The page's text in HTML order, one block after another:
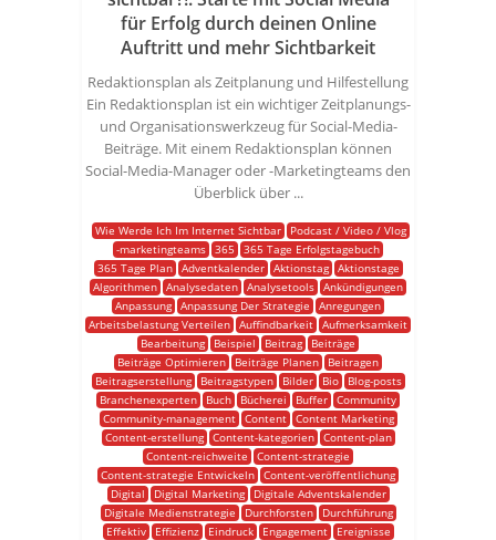
für Erfolg durch deinen Online
Auftritt und mehr Sichtbarkeit
Redaktionsplan als Zeitplanung und Hilfestellung
Ein Redaktionsplan ist ein wichtiger Zeitplanungs-
und Organisationswerkzeug für Social-Media-
Beiträge. Mit einem Redaktionsplan können
Social-Media-Manager oder -Marketingteams den
Überblick über ...
Wie Werde Ich Im Internet Sichtbar
Podcast / Video / Vlog
-marketingteams 365
365 Tage Erfolgstagebuch
365 Tage Plan
Adventkalender Aktionstag
Aktionstage
Algorithmen Analysedaten Analysetools Ankündigungen
Anpassung Anpassung Der Strategie
Anregungen
Arbeitsbelastung Verteilen Auffindbarkeit Aufmerksamkeit
Bearbeitung
Beispiel Beitrag
Beiträge
Beiträge Optimieren
Beiträge Planen
Beitragen
Beitragserstellung
Beitragstypen Bilder Bio
Blog-posts
Branchenexperten
Buch Bücherei Buffer Community
Community-management
Content
Content Marketing
Content-erstellung
Content-kategorien
Content-plan
Content-reichweite
Content-strategie
Content-strategie Entwickeln Content-veröffentlichung
Digital
Digital Marketing
Digitale Adventskalender
Digitale Medienstrategie
Durchforsten
Durchführung
Effektiv
Effizienz Eindruck Engagement
Ereignisse